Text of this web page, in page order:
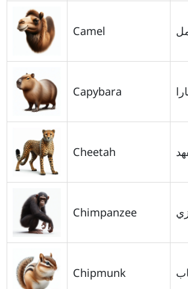
Camel
Capybara
Cheetah
Chimpanzee
Chipmunk